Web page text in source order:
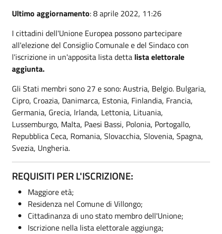
Ultimo aggiornamento: 8 aprile 2022, 11:26
I cittadini dell'Unione Europea possono partecipare
all'elezione del Consiglio Comunale e del Sindaco con
l'iscrizione in un'apposita lista detta lista elettorale
aggiunta.
Gli Stati membri sono 27 e sono: Austria, Belgio. Bulgaria,
Cipro, Croazia, Danimarca, Estonia, Finlandia, Francia,
Germania, Grecia, Irlanda, Lettonia, Lituania,
Lussemburgo, Malta, Paesi Bassi, Polonia, Portogallo,
Repubblica Ceca, Romania, Slovacchia, Slovenia, Spagna,
Svezia, Ungheria.
REQUISITI PER L'ISCRIZIONE:
Maggiore età;
Residenza nel Comune di Villongo;
Cittadinanza di uno stato membro dell'Unione;
Iscrizione nella lista elettorale aggiunga;